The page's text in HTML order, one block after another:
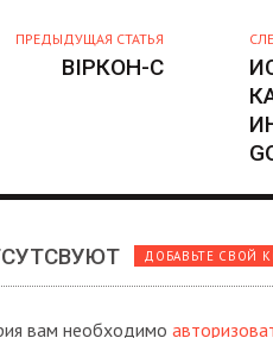
ПРЕДЫДУЩАЯ СТАТЬЯ
ВІРКОН-С
ДОБАВЬТЕ СВОЙ
вам необходимо